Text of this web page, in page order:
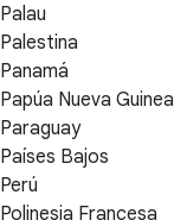
Palau
Palestina
Panamá
Papúa Nueva Guinea
Paraguay
Países Bajos
Perú
Polinesia Francesa